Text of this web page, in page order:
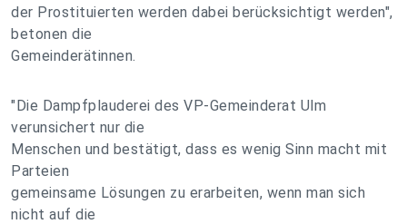
der Prostituierten werden dabei berücksichtigt werden",
betonen die
Gemeinderätinnen.
"Die Dampfplauderei des VP-Gemeinderat Ulm
verunsichert nur die
Menschen und bestätigt, dass es wenig Sinn macht mit
Parteien
gemeinsame Lösungen zu erarbeiten, wenn man sich
nicht auf die